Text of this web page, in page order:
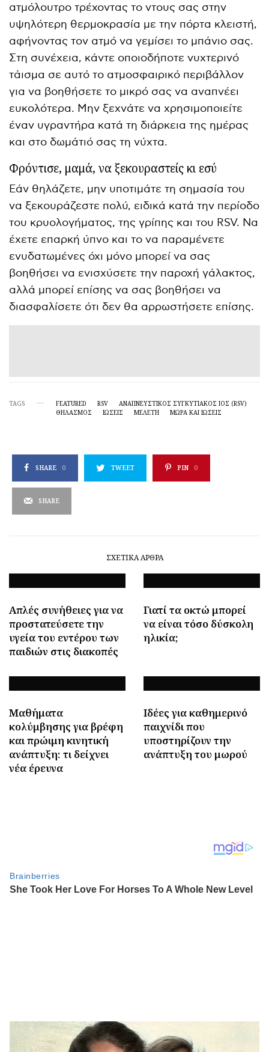
ατμόλουτρο τρέχοντας το ντους σας στην
υψηλότερη θερμοκρασία με την πόρτα κλειστή,
αφήνοντας τον ατμό να γεμίσει το μπάνιο σας.
Στη συνέχεια, κάντε οποιοδήποτε νυχτερινό
τάισμα σε αυτό το ατμοσφαιρικό περιβάλλον
για να βοηθήσετε το μικρό σας να αναπνέει
ευκολότερα. Μην ξεχνάτε να χρησιμοποιείτε
έναν υγραντήρα κατά τη διάρκεια της ημέρας
και στο δωμάτιό σας τη νύχτα.
Φρόντισε, μαμά, να ξεκουραστείς κι εσύ
Εάν θηλάζετε, μην υποτιμάτε τη σημασία του
να ξεκουράζεστε πολύ, ειδικά κατά την περίοδο
του κρυολογήματος, της γρίπης και του RSV. Να
έχετε επαρκή ύπνο και το να παραμένετε
ενυδατωμένες όχι μόνο μπορεί να σας
βοηθήσει να ενισχύσετε την παροχή γάλακτος,
αλλά μπορεί επίσης να σας βοηθήσει να
διασφαλίσετε ότι δεν θα αρρωστήσετε επίσης.
TAGS FEATURED RSV
ΑΝΑΠΝΕΥΣΤΙΚΌΣ ΣΥΓΚΥΤΙΑΚΌΣ ΙΌΣ (RSV)
ΘΗΛΑΣΜΟΣ
ΙΩΣΕΙΣ ΜΕΛΕΤΗ ΜΩΡΆ ΚΑΙ ΙΏΣΕΙΣ
SHARE 0 TWEET PIN 0
SHARE
ΣΧΕΤΙΚΆ ΆΡΘΡΑ
Απλές συνήθειες για να
προστατεύσετε την
υγεία του εντέρου των
παιδιών στις διακοπές
Γιατί τα οκτώ μπορεί
να είναι τόσο δύσκολη
ηλικία;
Μαθήματα
κολύμβησης για βρέφη
και πρώιμη κινητική
ανάπτυξη: τι δείχνει
νέα έρευνα
Ιδέες για καθημερινό
παιχνίδι που
υποστηρίζουν την
ανάπτυξη του μωρού